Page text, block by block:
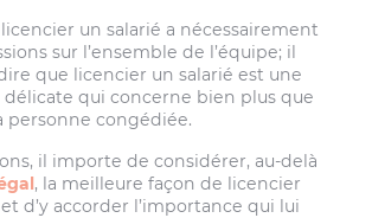
un salarié a nécessairement
sur l’ensemble de l’équipe; il
que licencier un salarié est une
qui concerne bien plus que
personne congédiée.
il importe de considérer, au-delà
, la meilleure façon de licencier
d’y accorder l’importance qui lui